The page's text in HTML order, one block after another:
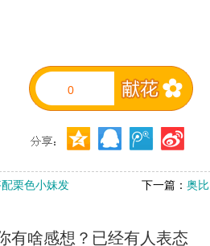
0
栗色小妹发 下一篇： 奥
有啥感想？已经有人表态